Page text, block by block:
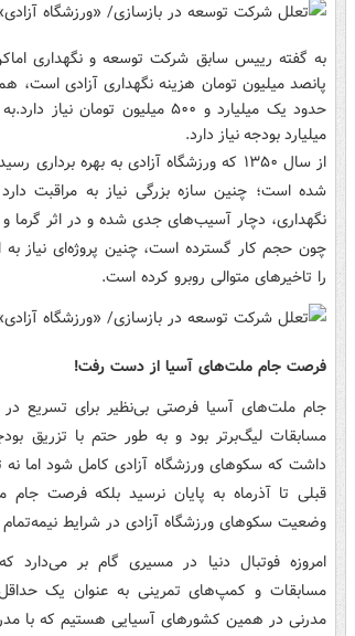
به گفته رییس سابق شرکت توسعه و نگهداری
پانصد میلیون تومان هزینه نگهداری آزادی است،
میلیارد بودجه نیاز دارد.
از سال ۱۳۵۰ که ورزشگاه آزادی به بهره
شده است؛ چنین سازه بزرگی نیاز به مراقبت
نگهداری، دچار آسیب‌های جدی شده و در اثر
چون حجم کار گسترده است، چنین پروژه‌ای نیاز به
را تاخیرهای متوالی روبرو کرده است.
فرصت جام ملت‌های آسیا از دست رفت!
جام ملت‌های آسیا فرصتی بی‌نظیر برای تسریع در
مسابقات لیگ‌برتر بود و به طور حتم با تزریق
داشت که سکوهای ورزشگاه آزادی کامل شود اما نه
قبلی تا آذرماه به پایان نرسید بلکه فرصت
وضعیت سکوهای ورزشگاه آزادی در شرایط
امروزه فوتبال دنیا در مسیری گام بر می‌دارد
مسابقات و کمپ‌های تمرینی به عنوان یک
مدرنی در همین کشورهای آسیایی هستیم که با